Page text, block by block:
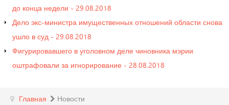
до конца недели - 29.08.2018
Дело экс-министра имущественных отношений области снова
ушло в суд - 29.08.2018
Фигурировавшего в уголовном деле чиновника мэрии
оштрафовали за игнорирование - 28.08.2018
Главная Новости